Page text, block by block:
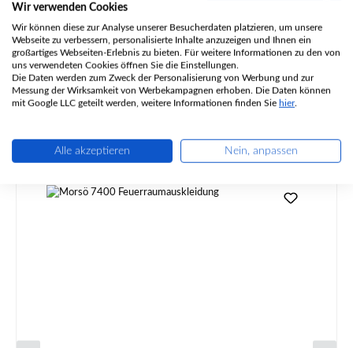
Angaben zur Produktsicherheit
Ähnliche Artikel
Wir verwenden Cookies
Wir können diese zur Analyse unserer Besucherdaten platzieren, um unsere
Webseite zu verbessern, personalisierte Inhalte anzuzeigen und Ihnen ein
großartiges Webseiten-Erlebnis zu bieten. Für weitere Informationen zu den von
uns verwendeten Cookies öffnen Sie die Einstellungen.
Die Daten werden zum Zweck der Personalisierung von Werbung und zur
Messung der Wirksamkeit von Werbekampagnen erhoben. Die Daten können
mit Google LLC geteilt werden, weitere Informationen finden Sie hier.
Alle akzeptieren Nein, anpassen